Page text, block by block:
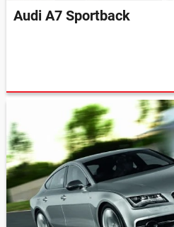
Audi A7 Sportback